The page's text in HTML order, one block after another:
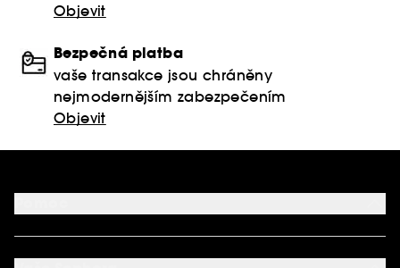
Objevit
Bezpečná platba
vaše transakce jsou chráněny
nejmodernějším zabezpečením
Objevit
FAQ
Podmínky Nabídek